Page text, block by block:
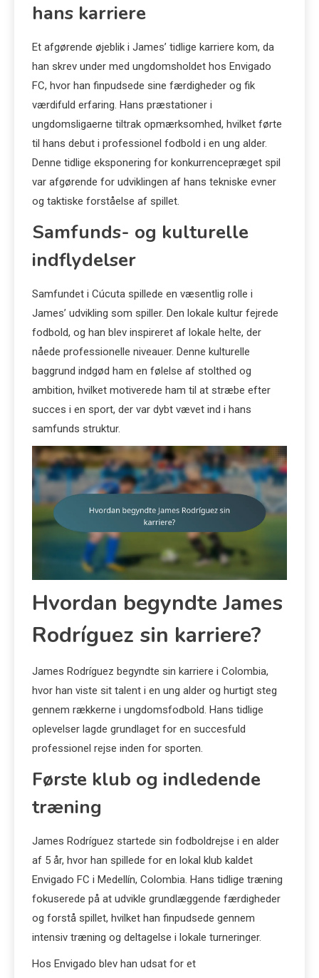
hans karriere
Et afgørende øjeblik i James’ tidlige karriere kom, da
han skrev under med ungdomsholdet hos Envigado
FC, hvor han finpudsede sine færdigheder og fik
værdifuld erfaring. Hans præstationer i
ungdomsligaerne tiltrak opmærksomhed, hvilket førte
til hans debut i professionel fodbold i en ung alder.
Denne tidlige eksponering for konkurrencepræget spil
var afgørende for udviklingen af hans tekniske evner
og taktiske forståelse af spillet.
Samfunds- og kulturelle
indflydelser
Samfundet i Cúcuta spillede en væsentlig rolle i
James’ udvikling som spiller. Den lokale kultur fejrede
fodbold, og han blev inspireret af lokale helte, der
nåede professionelle niveauer. Denne kulturelle
baggrund indgød ham en følelse af stolthed og
ambition, hvilket motiverede ham til at stræbe efter
succes i en sport, der var dybt vævet ind i hans
samfunds struktur.
Hvordan begyndte James
Rodríguez sin karriere?
James Rodríguez begyndte sin karriere i Colombia,
hvor han viste sit talent i en ung alder og hurtigt steg
gennem rækkerne i ungdomsfodbold. Hans tidlige
oplevelser lagde grundlaget for en succesfuld
professionel rejse inden for sporten.
Første klub og indledende
træning
James Rodríguez startede sin fodboldrejse i en alder
af 5 år, hvor han spillede for en lokal klub kaldet
Envigado FC i Medellín, Colombia. Hans tidlige træning
fokuserede på at udvikle grundlæggende færdigheder
og forstå spillet, hvilket han finpudsede gennem
intensiv træning og deltagelse i lokale turneringer.
Hos Envigado blev han udsat for et